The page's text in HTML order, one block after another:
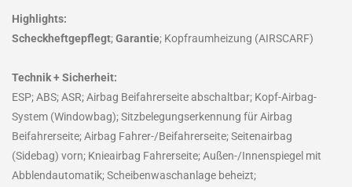
Highlights:
Scheckheftgepflegt;Garantie; Kopfraumheizung (AIRSCARF)
Technik + Sicherheit:
ESP; ABS; ASR; Airbag Beifahrerseite abschaltbar; Kopf-Airbag-
System (Windowbag); Sitzbelegungserkennung für Airbag
Beifahrerseite; Airbag Fahrer-/Beifahrerseite; Seitenairbag
(Sidebag) vorn; Knieairbag Fahrerseite; Außen-/Innenspiegel mit
Abblendautomatik; Scheibenwaschanlage beheizt;